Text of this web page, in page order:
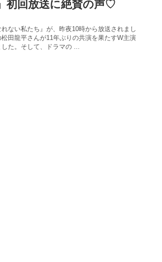
初回放送に絶賛の声♡
ない私たち』が、昨夜10時から放送されまし
田龍平さんが11年ぶりの共演を果たすW主演
た。そして、ドラマの ...